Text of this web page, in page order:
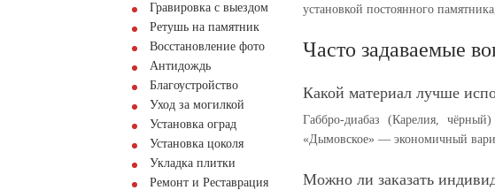
Гравировка с выездом
Ретушь на памятник
Восстановление фото
Антидождь
Благоустройство
Уход за могилкой
Установка оград
Установка цоколя
Укладка плитки
Ремонт и Реставрация
установкой постоянного
Часто задаваемые
Какой материал лучше
Габбро-диабаз (Карелия,
«Дымовское» — экономичный
Можно ли заказать